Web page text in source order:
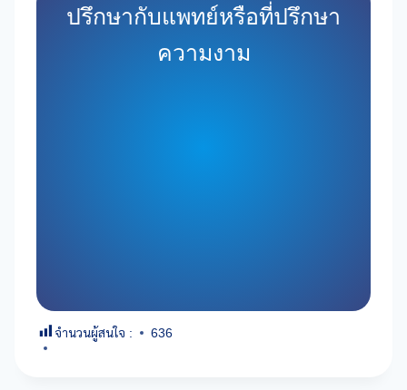
ปรึกษากับแพทย์หรือที่ปรึกษา
ความงาม
จำนวนผู้สนใจ : 636